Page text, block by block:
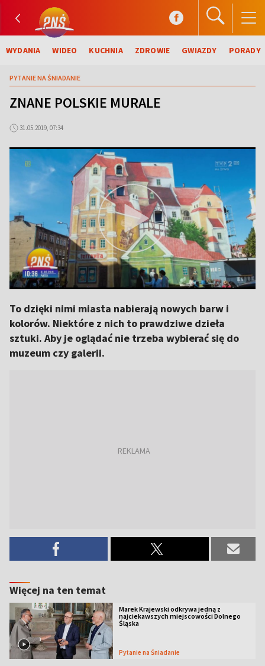
WYDANIA WIDEO KUCHNIA ZDROWIE GWIAZDY PORADY
PYTANIE NA ŚNIADANIE
ZNANE POLSKIE MURALE
31.05.2019, 07:34
To dzięki nimi miasta nabierają nowych barw i
kolorów. Niektóre z nich to prawdziwe dzieła
sztuki. Aby je oglądać nie trzeba wybierać się do
muzeum czy galerii.
Więcej na ten temat
Marek Krajewski odkrywa jedną z
najciekawszych miejscowości Dolnego
Śląska
Pytanie na Śniadanie